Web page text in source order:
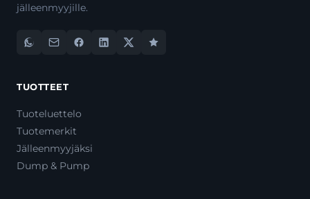
jälleenmyyjille.
TUOTTEET
Tuoteluettelo
Tuotemerkit
Jälleenmyyjäksi
Dump & Pump